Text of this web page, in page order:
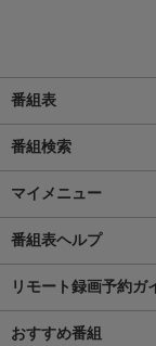
番組表
番組検索
マイメニュー
番組表ヘルプ
リモート録画予約ガ
おすすめ番組